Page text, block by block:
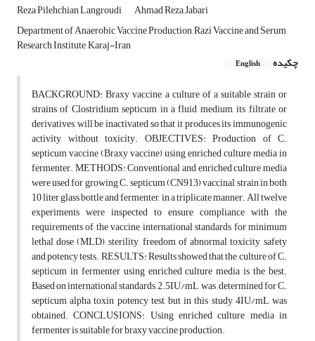
Reza Pilehchian Langroudi
Ahmad Reza Jabari
Department of Anaerobic Vaccine Production, Razi Vaccine and Serum
Research Institute, Karaj-Iran
چکیده
English
BACKGROUND: Braxy vaccine, a culture of a suitable strain or
strains of Clostridium septicum in a fluid medium, its filtrate or
derivatives, will be inactivated so that it produces its immunogenic
activity without toxicity. OBJECTIVES: Production of C.
septicum vaccine (Braxy vaccine) using enriched culture media in
fermenter. METHODS: Conventional and enriched culture media
were used for growing C. septicum (CN913) vaccinal strain in both
10 liter glass bottle and fermenter, in a triplicate manner. All twelve
experiments were inspected to ensure compliance with the
requirements of the vaccine international standards for minimum
lethal dose (MLD), sterility, freedom of abnormal toxicity, safety
and potency tests. RESULTS: Results showed that the culture of C.
septicum in fermenter using enriched culture media is the best.
Based on international standards, 2.5IU/mL was determined for C.
septicum alpha toxin potency test, but in this study 4IU/mL was
obtained. CONCLUSIONS: Using enriched culture media in
fermenter is suitable for braxy vaccine production.